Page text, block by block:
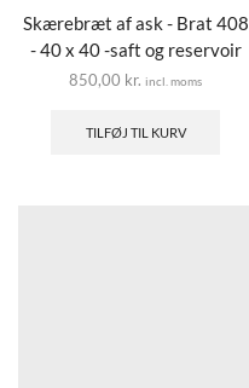
Skærebræt af ask - Brat 408
- 40 x 40 -saft og reservoir
850,00 kr. incl. moms
TILFØJ TIL KURV